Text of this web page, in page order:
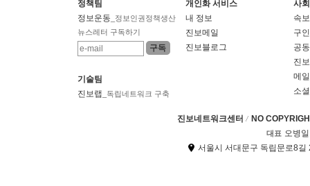
정책팀
정보운동 _정보인권정책생산
뉴스레터 구독하기
기술팀
진보랩 _독립네트워크 구축
개인화 서비스
내 정보
진보메일
진보블로그
사
속보
구
공
진
메
소
진보네트워크센터 NO
대표 오병일
서울시 서대문구 독립문로8길